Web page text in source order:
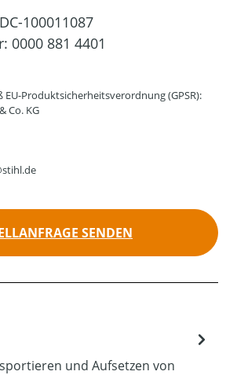
DC-100011087
0000 881 4401
Produktsicherheitsverordnung (GPSR):
Co. KG
SENDEN
und Aufsetzen von